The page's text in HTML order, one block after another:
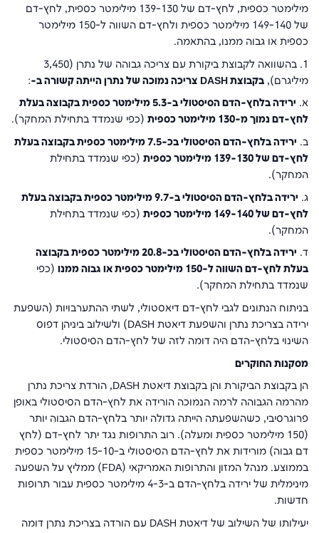
מילימטר כספית, לחץ-דם של 139-130 מילימטר כספית, לחץ-דם
של 149-140 מילימטר כספית ולחץ-דם השווה ל-150 מילימטר
כספית או גבוה ממנו, בהתאמה.
1. בהשוואה לקבוצת ביקורת עם צריכה גבוהה של נתרן (3,450
מיליגרם), בקבוצת DASH צריכה נמוכה של נתרן הייתה קשורה ב-
:
א.
ירידה בלחץ-הדם הסיסטולי ב-5.3 מילימטר כספית בקבוצה בעלת
לחץ-דם נמוך מ-130 מילימטר כספית
(כפי שנמדד בתחילת המחקר).
ב.
ירידה בלחץ-הדם הסיסטולי בכ-7.5 מילימטר כספית בקבוצה בעלת
לחץ-דם של 139-130 מילימטר כספית
(כפי שנמדד בתחילת
המחקר).
ג.
ירידה בלחץ-הדם הסיסטולי ב-9.7 מילימטר כספית בקבוצה בעלת
לחץ-דם של 149-140 מילימטר כספית
(כפי שנמדד בתחילת
המחקר).
ד.
ירידה בלחץ-הדם הסיסטולי בכ-20.8 מילימטר כספית בקבוצה
בעלת לחץ-דם השווה ל-150 מילימטר כספית או גבוה ממנו
(כפי
שנמדד בתחילת המחקר).
בניתוח הנתונים לגבי לחץ-דם דיאסטולי, לשתי ההתערבויות (השפעת
ירידה בצריכת נתרן והשפעת דיאטת DASH ) ולשילוב ביניהן דפוס
השינוי בלחץ-הדם היה דומה לזה של לחץ-הדם הסיסטולי.
מסקנות החוקרים
הן בקבוצת הביקורת והן בקבוצת דיאטת DASH, הורדת צריכת נתרן
מהרמה הגבוהה לרמה הנמוכה הורידה את לחץ-הדם הסיסטולי באופן
פרוגרסיבי, כשהשפעתה הייתה גדולה יותר בלחץ-הדם הגבוה יותר
(150 מילימטר כספית ומעלה). רוב התרופות נגד יתר לחץ-דם (לחץ
דם גבוה) מורידות את לחץ-הדם הסיסטולי ב-15-10 מילימטר כספית
בממוצע. מנהל המזון והתרופות האמריקאי (FDA ) ממליץ על השפעה
מינימלית של ירידה בלחץ-הדם ב-4-3 מילימטר כספית עבור תרופות
חדשות.
יעילותו של השילוב של דיאטת DASH עם הורדה בצריכת נתרן דומה